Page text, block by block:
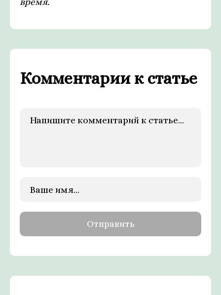
Комментарии к статье